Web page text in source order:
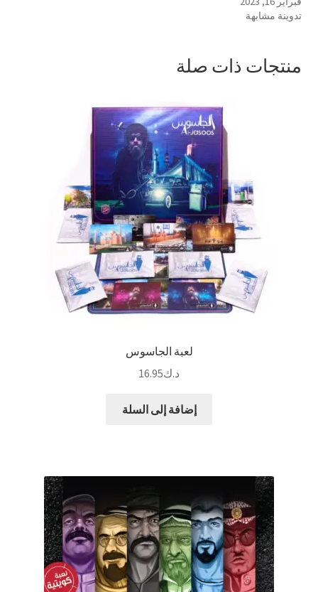
تدوينة مشابهة
منتجات ذات صلة
لعبة الجاسوس
د.ك16.95
إضافة إلى السلة